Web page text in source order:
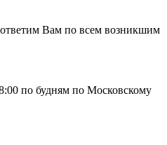
Вам по всем возникшим
по будням по Московcкому